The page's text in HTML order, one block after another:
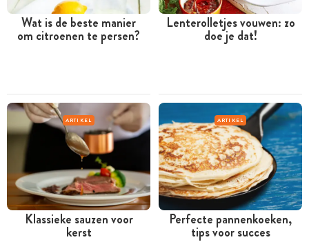
Wat is de beste manier
om citroenen te persen?
Lenterolletjes vouwen: zo
doe je dat!
ARTIKEL
Klassieke sauzen voor
kerst
ARTIKEL
Perfecte pannenkoeken,
tips voor succes